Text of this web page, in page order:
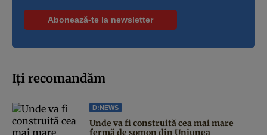
Iți recomandăm
D:NEWS
Unde va fi construită cea mai mare